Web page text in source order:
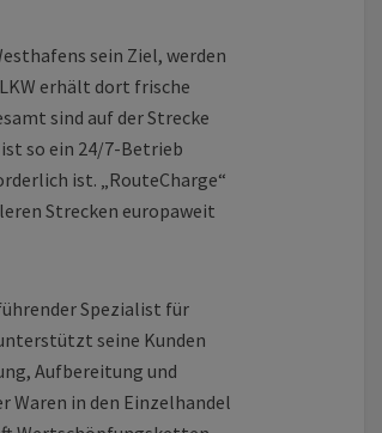
sein Ziel, werden
erhält dort frische
sind auf der Strecke
so ein 24/7-Betrieb
ist. „RouteCharge“
Strecken europaweit
Spezialist für
seine Kunden
Aufbereitung und
in den Einzelhandel